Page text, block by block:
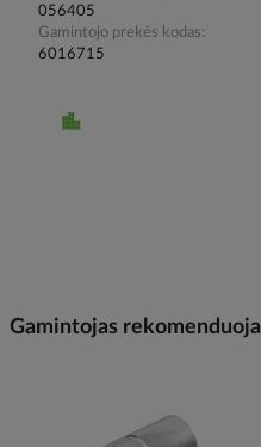
056405
Gamintojo prekės kodas
6016715
Gamintojas rekomenduoja